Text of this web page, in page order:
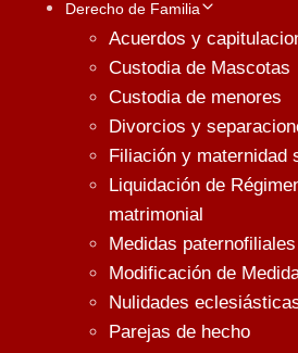
Derecho de Familia
Acuerdos y
Custodia de Mascotas
Custodia de menores
Divorcios y
Filiación y maternidad
Liquidación de
matrimonial
Medidas paternofiliales
Modificación de
Nulidades
Parejas de hecho